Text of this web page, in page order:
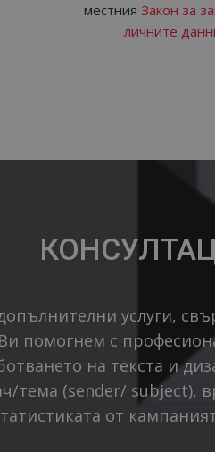
местния Закон за
личните
услуги,
помогнем с
на текста и
тема (sender/ subject),
от